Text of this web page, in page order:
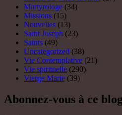
Martyrologe (34)
Missions (15)
Nouvelles (13)
Saint Joseph (23)
Saints (49)
Uncategorized (38)
Vie Contemplative (21)
Vie spirituelle (290)
Vierge Marie (39)
Abonnez-vous à ce